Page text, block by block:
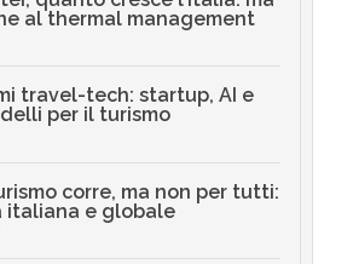
al thermal management
travel-tech: startup, AI e
per il turismo
corre, ma non per tutti:
italiana e globale